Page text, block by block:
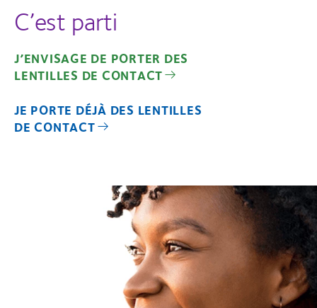
C’est parti
J’ENVISAGE DE PORTER DES
LENTILLES DE CONTACT
JE PORTE DÉJÀ DES LENTILLES
DE CONTACT